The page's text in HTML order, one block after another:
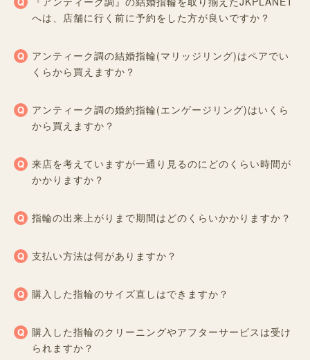
へは、店舗に行く前に予約をした方が良いですか？
アンティーク調の結婚指輪(マリッジリング)はペアでい
くらから買えますか？
アンティーク調の婚約指輪(エンゲージリング)はいくら
から買えますか？
来店を考えていますが一通り見るのにどのくらい時間が
かかりますか？
指輪の出来上がりまで期間はどのくらいかかりますか？
支払い方法は何がありますか？
購入した指輪のサイズ直しはできますか？
購入した指輪のクリーニングやアフターサービスは受け
られますか？